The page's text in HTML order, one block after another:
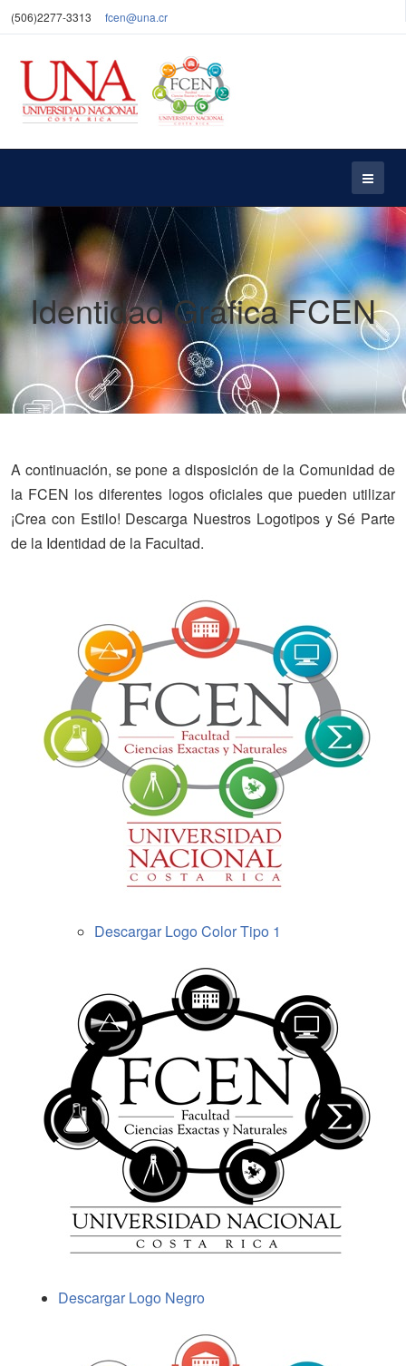
(506)2277-3313 fcen@una.cr
Identidad Gráfica FCEN
A continuación, se pone a disposición de la Comunidad de
la FCEN los diferentes logos oficiales que pueden utilizar
¡Crea con Estilo! Descarga Nuestros Logotipos y Sé Parte
de la Identidad de la Facultad.
Descargar Logo Color Tipo 1
Descargar Logo Negro